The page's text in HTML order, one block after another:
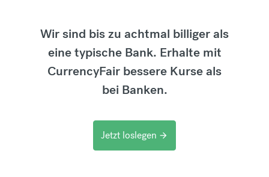
Wir sind bis zu achtmal billiger als
eine typische Bank. Erhalte mit
CurrencyFair bessere Kurse als
bei Banken.
Jetzt loslegen arrow_forward